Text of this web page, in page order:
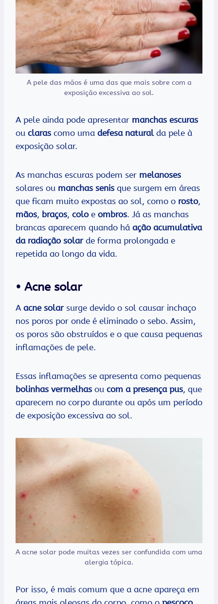
A pele das mãos é uma das que mais sobre com a
exposição excessiva ao sol.
A pele ainda pode apresentar manchas escuras
ou claras como uma defesa naturalda pele à
exposição solar.
As manchas escuras podem ser melanoses
solares ou manchas senis que surgem em áreas
que ficam muito expostas ao sol, como o rosto,
mãos, braços, colo e ombros. Já as manchas
brancas aparecem quando há ação acumulativa
da radiação solarde forma prolongada e
repetida ao longo da vida.
• Acne solar
A acne solarsurge devido o sol causar inchaço
nos poros por onde é eliminado o sebo. Assim,
os poros são obstruídos e o que causa pequenas
inflamações de pele.
Essas inflamações se apresenta como pequenas
bolinhas vermelhas ou com a presença pus, que
aparecem no corpo durante ou após um período
de exposição excessiva ao sol.
A acne solar pode muitas vezes ser confundida com uma
alergia tópica.
Por isso, é mais comum que a acne apareça em